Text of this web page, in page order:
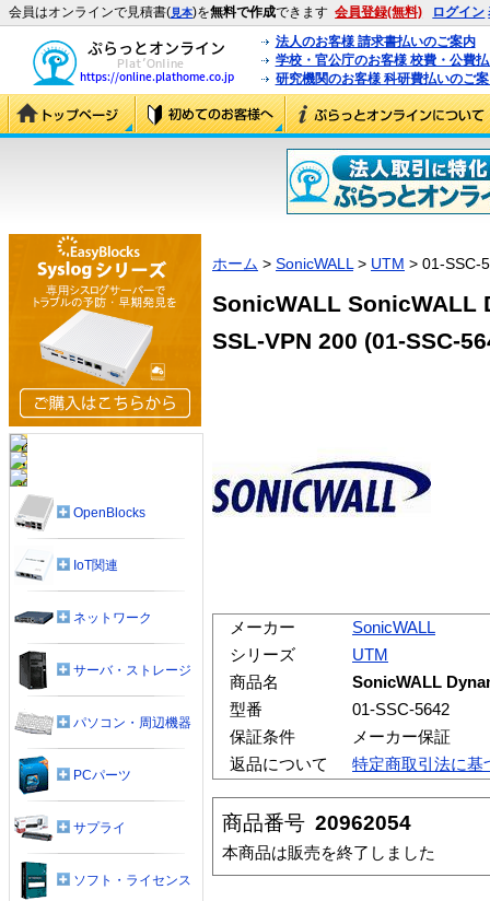
会員はオンラインで見積書(見本)を無料で作成できます 会員登録(無料) ログイン
法人のお客様 請求書払いのご案内
学校・官公庁のお客様 校費・公費
研究機関のお客様 科研費払いのご
ホーム > SonicWALL > UTM > 01-SSC-
SonicWALL SonicWALL
SSL-VPN 200 (01-SSC-
メーカー
SonicWALL
シリーズ
UTM
商品名
SonicWALL
型番
01-SSC-5642
保証条件
メーカー保証
返品について
特定商取引法に基
商品番号 20962054
本商品は販売を終了しました
OpenBlocks
IoT関連
ネットワーク
サーバ・ストレージ
パソコン・周辺機器
PCパーツ
サプライ
ソフト・ライセンス